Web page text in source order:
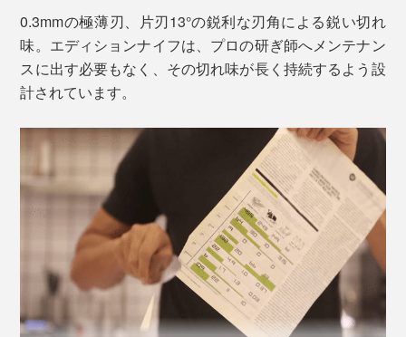
まずはトマトを薄くスライスして、その切れ味を確かめ
てください。余計な力を入れなくても、スッと薄皮に刃
が入り、ストンと気持ちよくカット。
0.3mmの極薄刃、片刃13°の鋭利な刃角による鋭い切れ
味。エディションナイフは、プロの研ぎ師へメンテナン
スに出す必要もなく、その切れ味が長く持続するよう設
計されています。